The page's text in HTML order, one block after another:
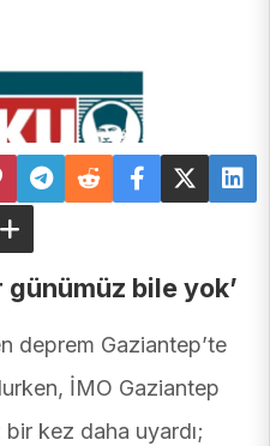
bile yok’
deprem Gaziantep’te
İMO Gaziantep
kez daha uyardı;